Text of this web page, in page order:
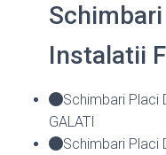
Instalatii
Schimbari Placi
GALATI
Schimbari Placi